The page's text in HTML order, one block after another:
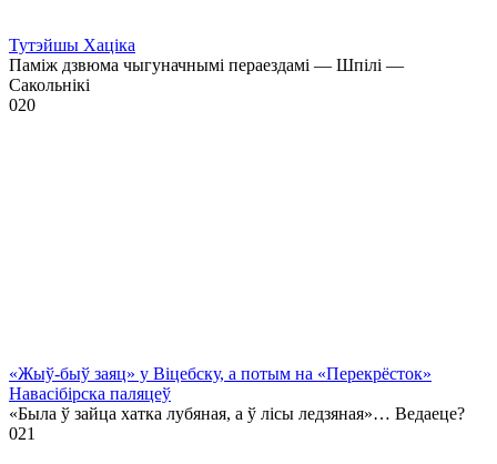
Тутэйшы Хаціка
Паміж дзвюма чыгуначнымі пераездамі — Шпілі —
Сакольнікі
020
«Жыў-быў заяц» у Віцебску, а потым на «Перекрёсток»
Навасібірска паляцеў
«Была ў зайца хатка лубяная, а ў лісы ледзяная»… Ведаеце?
021